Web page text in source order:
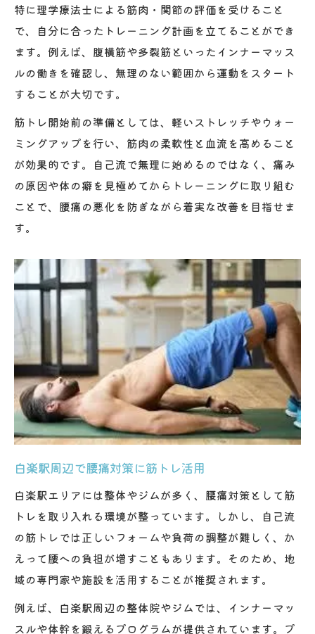
フォーム改善が腰痛軽減に与える影響
腰痛時に避けたい筋トレ動作と基準
腰の痛みを感じたら中止すべき筋トレ例
腰痛と筋トレのリスクを減らすポイント
適切な筋肉選びが腰痛予防のカギ
筋トレとストレッチ併用で腰痛予防を強化
腰痛改善へ筋トレとストレッチの違いとは
理学療法士が勧める併用アプローチ
腰痛予防で意識すべき柔軟性アップ術
インナーマッスル強化とストレッチのバラ
特に理学療法士による筋肉・関節の評価を受けること
で、自分に合ったトレーニング計画を立てることができ
ます。例えば、腹横筋や多裂筋といったインナーマッス
ルの働きを確認し、無理のない範囲から運動をスタート
することが大切です。
筋トレ開始前の準備としては、軽いストレッチやウォー
ミングアップを行い、筋肉の柔軟性と血流を高めること
が効果的です。自己流で無理に始めるのではなく、痛み
の原因や体の癖を見極めてからトレーニングに取り組む
ことで、腰痛の悪化を防ぎながら着実な改善を目指せま
す。
白楽駅周辺で腰痛対策に筋トレ活用
白楽駅エリアには整体やジムが多く、腰痛対策として筋
トレを取り入れる環境が整っています。しかし、自己流
の筋トレでは正しいフォームや負荷の調整が難しく、か
えって腰への負担が増すこともあります。そのため、地
域の専門家や施設を活用することが推奨されます。
例えば、白楽駅周辺の整体院やジムでは、インナーマッ
スルや体幹を鍛えるプログラムが提供されています。プ